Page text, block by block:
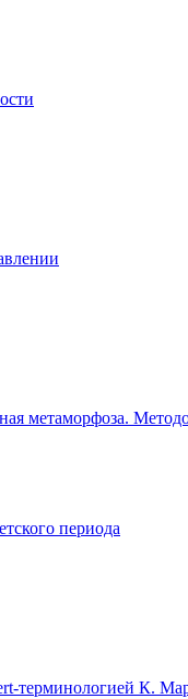
метаморфоза.
периода
терминологией К.